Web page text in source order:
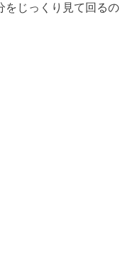
をじっくり見て回るの